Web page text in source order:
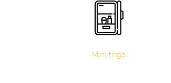
Mini frigo